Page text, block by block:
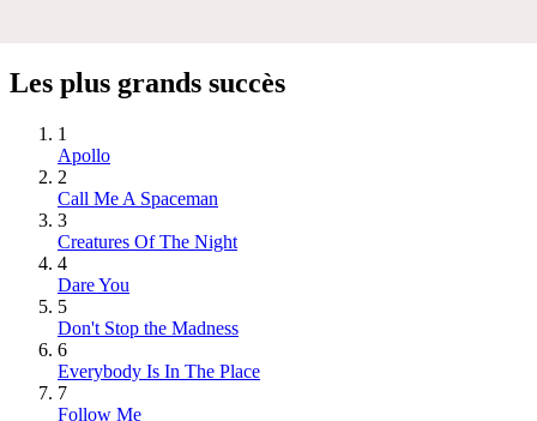
Les plus grands succès
1
Apollo
2
Call Me A Spaceman
3
Creatures Of The Night
4
Dare You
5
Don't Stop the Madness
6
Everybody Is In The Place
7
Follow Me